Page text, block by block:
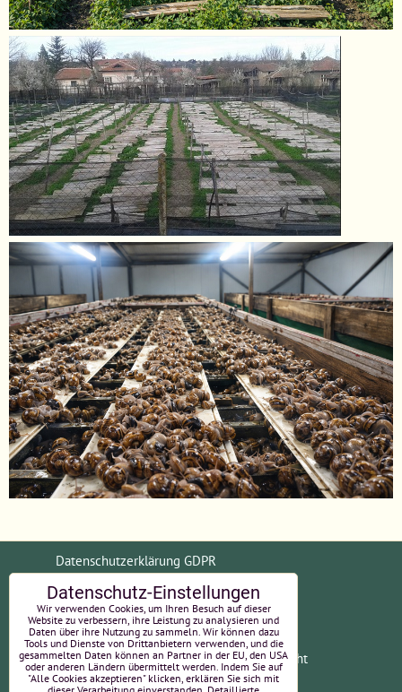
Datenschutzerklärung GDPR
Allgemeine Geschäftsbedingungen (AGB)
Zahlungsinformationen
Widerrufsrecht
Datenschutz-Einstellungen
Wir verwenden Cookies, um Ihren Besuch auf dieser
Website zu verbessern, ihre Leistung zu analysieren und
Daten über ihre Nutzung zu sammeln. Wir können dazu
Tools und Dienste von Drittanbietern verwenden, und die
gesammelten Daten können an Partner in der EU, den USA
oder anderen Ländern übermittelt werden. Indem Sie auf
"Alle Cookies akzeptieren" klicken, erklären Sie sich mit